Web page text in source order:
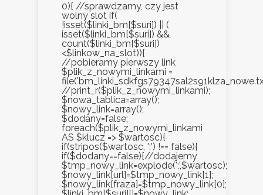
0){ //sprawdzamy, czy jest
wolny slot if(
!isset($linki_bm[$suri]) || (
isset($linki_bm[$suri]) &&
count($linki_bm[$suri])
<$linkow_na_slot)){
//pobieramy pierwszy link
$plik_z_nowymi_linkami =
//print_r($plik_z_nowymi_linkami);
$nowa_tablica=array();
$nowy_link=array();
$dodany=false;
foreach($plik_z_nowymi_linkami
AS $klucz => $wartosc){
if(stripos($wartosc, ';') !== false){
if($dodany==false){//dodajemy
$tmp_nowy_link=explode(';',$wartosc);
$nowy_link[url]=$tmp_nowy_link[1];
$nowy_link[fraza]=$tmp_nowy_link[0];